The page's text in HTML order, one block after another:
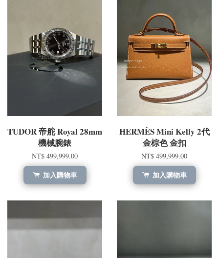
TUDOR 帝舵 Royal 28mm
機械腕錶
NT$ 499,999.00
加入購物車
HERMÈS Mini Kelly 2代
金棕色 金扣
NT$ 499,999.00
加入購物車